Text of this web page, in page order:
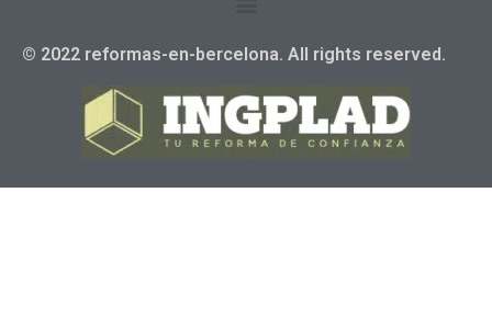
© 2022 reformas-en-bercelona. All rights reserved.